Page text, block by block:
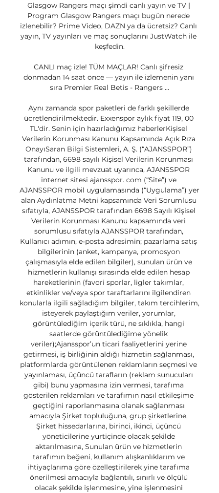
Glasgow Rangers maçı şimdi canlı yayın ve TV |
Program Glasgow Rangers maçı bugün nerede
izlenebilir? Prime Video, DAZN ya da ücretsiz? Canlı
yayın, TV yayınları ve maç sonuçlarını JustWatch ile
keşfedin.
CANLI maç izle! TÜM MAÇLAR! Canlı şifresiz
donmadan 14 saat önce — yayın ile izlemenin yanı
sıra Premier Real Betis - Rangers ...
Aynı zamanda spor paketleri de farklı şekillerde
ücretlendirilmektedir. Exxenspor aylık fiyat 119, 00
TL'dir. Senin için hazırladığımız haberlerKişisel
Verilerin Korunması Kanunu Kapsamında Açık Rıza
OnayıSaran Bilgi Sistemleri, A. Ş. (“AJANSSPOR”)
tarafından, 6698 sayılı Kişisel Verilerin Korunması
Kanunu ve ilgili mevzuat uyarınca, AJANSSPOR
internet sitesi ajansspor. com (“Site”) ve
AJANSSPOR mobil uygulamasında (“Uygulama”) yer
alan Aydınlatma Metni kapsamında Veri Sorumlusu
sıfatıyla, AJANSSPOR tarafından 6698 Sayılı Kişisel
Verilerin Korunması Kanunu kapsamında veri
sorumlusu sıfatıyla AJANSSPOR tarafından,
Kullanıcı adımın, e-posta adresimin; pazarlama satış
bilgilerinin (anket, kampanya, promosyon
çalışmasıyla elde edilen bilgiler), sunulan ürün ve
hizmetlerin kullanışı sırasında elde edilen hesap
hareketlerinin (favori sporlar, ligler takımlar,
etkinlikler ve/veya spor taraftarlarını ilgilendiren
konularla ilgili sağladığım bilgiler, takım tercihlerim,
isteyerek paylaştığım veriler, yorumlar,
görüntülediğim içerik türü, ne sıklıkla, hangi
saatlerde görüntülediğime yönelik
veriler);Ajansspor’un ticari faaliyetlerini yerine
getirmesi, iş birliğinin aldığı hizmetin sağlanması,
platformlarda görüntülenen reklamların seçmesi ve
yayınlaması, üçüncü tarafların (reklam sunucuları
gibi) bunu yapmasına izin vermesi, tarafıma
gösterilen reklamları ve tarafımın nasıl etkileşime
geçtiğini raporlanmasına olanak sağlanması
amacıyla Şirket topluluğuna, grup şirketlerine,
Şirket hissedarlarına, birinci, ikinci, üçüncü
yöneticilerine yurtiçinde olacak şekilde
aktarılmasına, Sunulan ürün ve hizmetlerin
tarafımın beğeni, kullanım alışkanlıklarım ve
ihtiyaçlarıma göre özelleştirilerek yine tarafıma
önerilmesi amacıyla bağlantılı, sınırlı ve ölçülü
olacak şekilde işlenmesine, yine işlenmesini